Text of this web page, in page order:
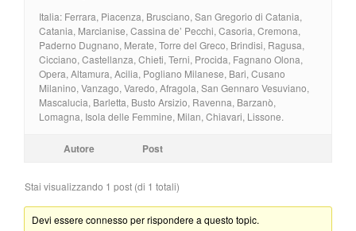
Italia: Ferrara, Piacenza, Brusciano, San Gregorio di Catania,
Catania, Marcianise, Cassina de’ Pecchi, Casoria, Cremona,
Paderno Dugnano, Merate, Torre del Greco, Brindisi, Ragusa,
Cicciano, Castellanza, Chieti, Terni, Procida, Fagnano Olona,
Opera, Altamura, Acilia, Pogliano Milanese, Bari, Cusano
Milanino, Vanzago, Varedo, Afragola, San Gennaro Vesuviano,
Mascalucia, Barletta, Busto Arsizio, Ravenna, Barzanò,
Lomagna, Isola delle Femmine, Milan, Chiavari, Lissone.
Autore Post
Stai visualizzando 1 post (di 1 totali)
Devi essere connesso per rispondere a questo topic.